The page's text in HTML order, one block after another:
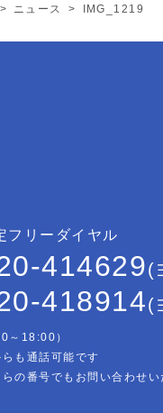
> ニュース > IMG_1219
フリーダイヤル
414629(
418914(
～18:00）
も通話可能です
の番号でもお問い合わせい